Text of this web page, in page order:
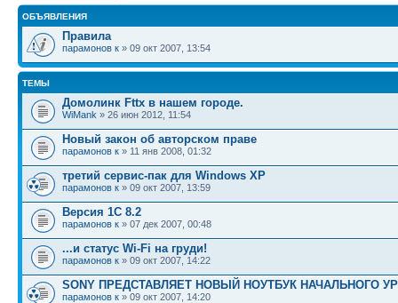
ОБЪЯВЛЕНИЯ
Правила
парамонов к » 09 окт 2007, 13:54
ТЕМЫ
Домолинк Fttx в нашем городе.
WiMank » 26 июн 2012, 11:54
Новый закон об авторском праве
парамонов к » 11 янв 2008, 01:32
третий сервис-пак для Windows ХР
парамонов к » 09 окт 2007, 13:59
Версия 1С 8.2
парамонов к » 07 дек 2007, 00:48
...и статус Wi-Fi на груди!
парамонов к » 09 окт 2007, 14:22
SONY ПРЕДСТАВЛЯЕТ НОВЫЙ НОУТБУК НАЧАЛЬНОГО
парамонов к » 09 окт 2007, 14:20